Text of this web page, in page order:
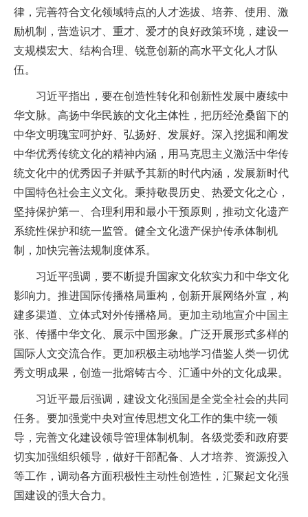
律，完善符合文化领域特点的人才选拔、培养、使用、激
励机制，营造识才、重才、爱才的良好政策环境，建设一
支规模宏大、结构合理、锐意创新的高水平文化人才队
伍。
习近平指出，要在创造性转化和创新性发展中赓续中
华文脉。高扬中华民族的文化主体性，把历经沧桑留下的
中华文明瑰宝呵护好、弘扬好、发展好。深入挖掘和阐发
中华优秀传统文化的精神内涵，用马克思主义激活中华传
统文化中的优秀因子并赋予其新的时代内涵，发展新时代
中国特色社会主义文化。秉持敬畏历史、热爱文化之心，
坚持保护第一、合理利用和最小干预原则，推动文化遗产
系统性保护和统一监管。健全文化遗产保护传承体制机
制，加快完善法规制度体系。
习近平强调，要不断提升国家文化软实力和中华文化
影响力。推进国际传播格局重构，创新开展网络外宣，构
建多渠道、立体式对外传播格局。更加主动地宣介中国主
张、传播中华文化、展示中国形象。广泛开展形式多样的
国际人文交流合作。更加积极主动地学习借鉴人类一切优
秀文明成果，创造一批熔铸古今、汇通中外的文化成果。
习近平最后强调，建设文化强国是全党全社会的共同
任务。要加强党中央对宣传思想文化工作的集中统一领
导，完善文化建设领导管理体制机制。各级党委和政府要
切实加强组织领导，做好干部配备、人才培养、资源投入
等工作，调动各方面积极性主动性创造性，汇聚起文化强
国建设的强大合力。